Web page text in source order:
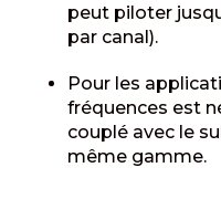
peut piloter
par canal).
Pour les
fréquences est
couplé avec le
même gamme.